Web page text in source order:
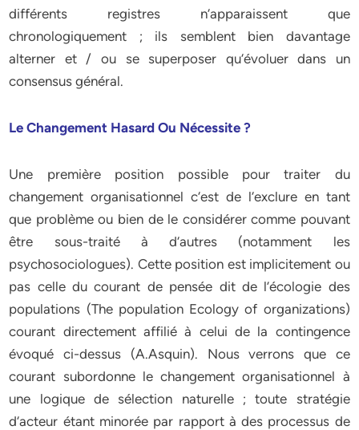
différents registres n‘apparaissent que
chronologiquement ; ils semblent bien davantage
alterner et / ou se superposer qu‘évoluer dans un
consensus général.
Le Changement Hasard Ou Nécessite ?
Une première position possible pour traiter du
changement organisationnel c‘est de l‘exclure en tant
que problème ou bien de le considérer comme pouvant
être sous-traité à d‘autres (notamment les
psychosociologues). Cette position est implicitement ou
pas celle du courant de pensée dit de l’écologie des
populations (The population Ecology of organizations)
courant directement affilié à celui de la contingence
évoqué ci-dessus (A.Asquin). Nous verrons que ce
courant subordonne le changement organisationnel à
une logique de sélection naturelle ; toute stratégie
d‘acteur étant minorée par rapport à des processus de